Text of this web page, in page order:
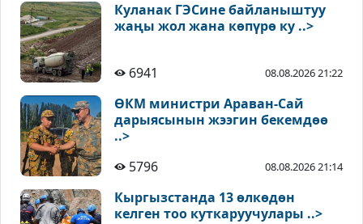
Куланак ГЭСине байланыштуу
жаңы жол жана көпүрө ку ..>
6941 08.08.2026 21:22
ӨКМ министри Араван-Сай
дарыясынын жээгин бекемдөө
..>
5796
08.08.2026 21:14
Кыргызстанда 13 өлкөдөн
келген тоо куткаруучулары ..>